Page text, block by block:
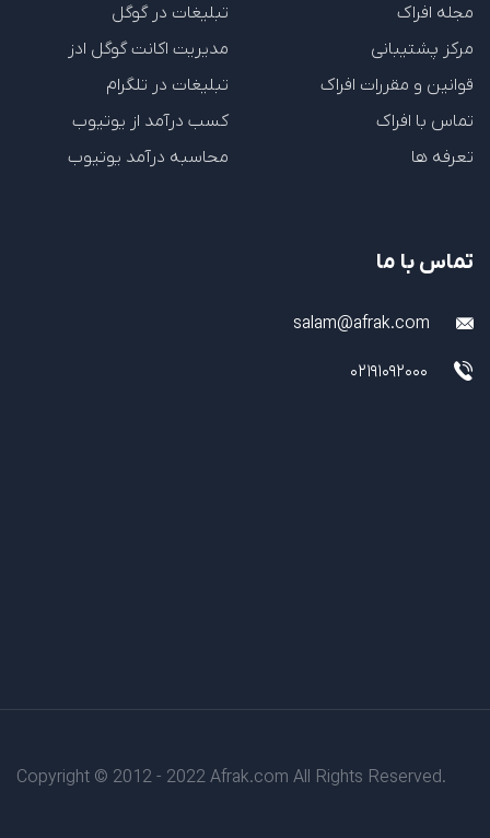
مجله افراک
مرکز پشتیبانی
قوانین و مقررات افراک
تماس با افراک
تعرفه ها
تبلیغات در گوگل
مدیریت اکانت گوگل ادز
تبلیغات در تلگرام
کسب درآمد از یوتیوب
محاسبه درآمد یوتیوب
تماس با ما
salam@afrak.com
02191092000
Copyright © 2012 - 2022 Afrak.com All Rights Reserved.